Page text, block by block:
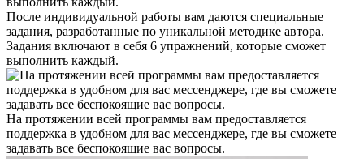
После индивидуальной работы вам даются специальные
задания, разработанные по уникальной методике автора.
Задания включают в себя 6 упражнений, которые сможет
выполнить каждый.
На протяжении всей программы вам предоставляется
поддержка в удобном для вас мессенджере, где вы сможете
задавать все беспокоящие вас вопросы.